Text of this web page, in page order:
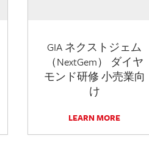
GIA ネクストジェム
（NextGem） ダイヤ
モンド研修 小売業向
け
LEARN MORE